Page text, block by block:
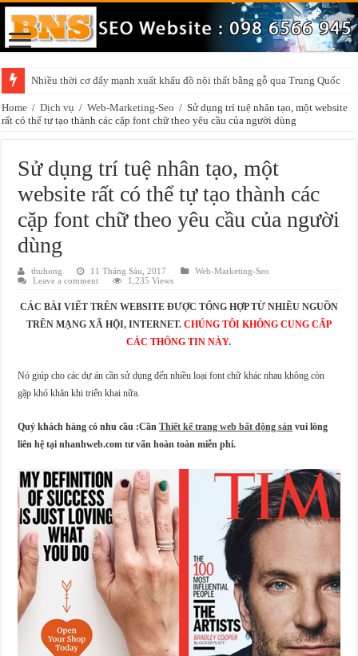
Nhiều thời cơ đẩy mạnh xuất khẩu đồ nội thất bằng gỗ qua Trung Quốc
Home / Dịch vụ / Web-Marketing-Seo / Sử dụng trí tuệ nhân tạo, một website
rất có thể tự tạo thành các cặp font chữ theo yêu cầu của người dùng
Sử dụng trí tuệ nhân tạo, một
website rất có thể tự tạo thành các
cặp font chữ theo yêu cầu của người
dùng
thuhong 11 Tháng Sáu, 2017
Web-Marketing-Seo
Leave a comment
1,235 Views
CÁC BÀI VIẾT TRÊN WEBSITE ĐƯỢC TỔNG HỢP TỪ NHIỀU NGUỒN
TRÊN MẠNG XÃ HỘI, INTERNET. CHÚNG TÔI KHÔNG CUNG CẤP
CÁC THÔNG TIN NÀY.
Nó giúp cho các dự án cần sử dụng đến nhiều loại font chữ khác nhau không còn
gặp khó khăn khi triển khai nữa.
Quý khách hàng có nhu cầu :Cần Thiết kế trang web bất động sản vui lòng
liên hệ tại nhanhweb.com tư vấn hoàn toàn miễn phí.